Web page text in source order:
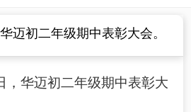
迈初二年级期中表彰大会。
，华迈初二年级期中表彰大